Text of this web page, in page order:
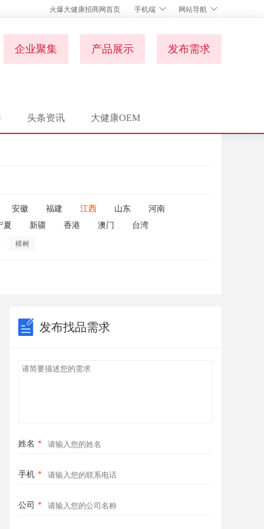
火爆大健康招商网首页 手机端 网站导航
企业聚集 产品展示 发布需求
头条资讯 大健康OEM
安徽 福建 江西 山东
河南
夏
新疆 香港 澳门 台湾
樟树
发布找品需求
姓名 *
手机 *
公司 *